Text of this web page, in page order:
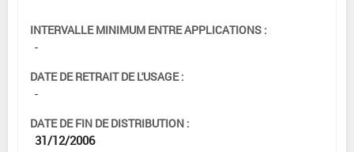
INTERVALLE MINIMUM ENTRE APPLICATIONS :
-
DATE DE RETRAIT DE L'USAGE :
-
DATE DE FIN DE DISTRIBUTION :
31/12/2006